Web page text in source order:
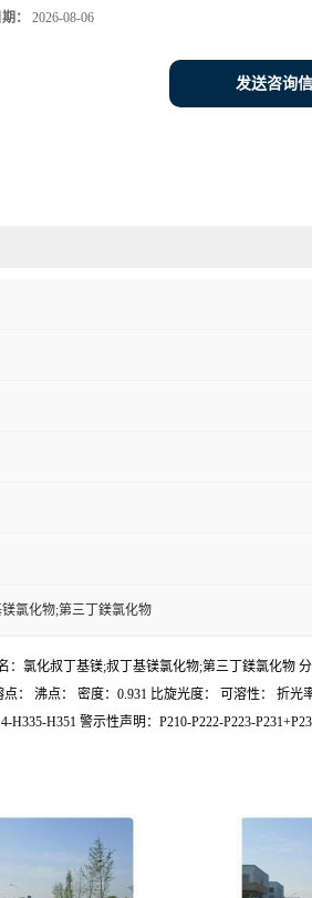
： 2026-08-06
发送咨询
氯化物;第三丁鎂氯化物
氯化叔丁基镁;叔丁基镁氯化物;第三丁鎂氯化物
： 沸点： 密度：0.931 比旋光度： 可溶性： 折
H351 警示性声明：P210-P222-P223-